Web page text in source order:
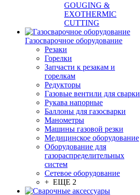
GOUGING &
EXOTHERMIC
CUTTING
Газосварочное оборудование
Резаки
Горелки
Запчасти к резакам и
горелкам
Редукторы
Газовые вентили для сварки
Рукава напорные
Баллоны для газосварки
Манометры
Машины газовой резки
Медицинское оборудование
Оборудование для
газораспределительных
систем
Сетевое оборудование
+ ЕЩЕ 2